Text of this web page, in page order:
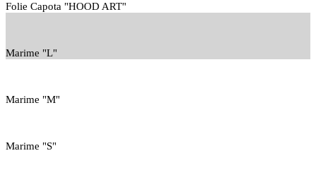
Folie Capota "HOOD ART"
Marime "L"
Marime "M"
Marime "S"